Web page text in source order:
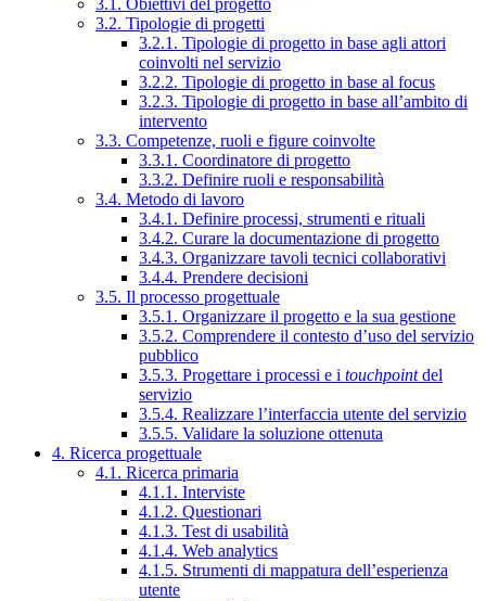
3.1. Obiettivi del progetto
3.2. Tipologie di progetti
3.2.1. Tipologie di progetto in base agli attori
coinvolti nel servizio
3.2.2. Tipologie di progetto in base al focus
3.2.3. Tipologie di progetto in base all’ambito di
intervento
3.3. Competenze, ruoli e figure coinvolte
3.3.1. Coordinatore di progetto
3.3.2. Definire ruoli e responsabilità
3.4. Metodo di lavoro
3.4.1. Definire processi, strumenti e rituali
3.4.2. Curare la documentazione di progetto
3.4.3. Organizzare tavoli tecnici collaborativi
3.4.4. Prendere decisioni
3.5. Il processo progettuale
3.5.1. Organizzare il progetto e la sua gestione
3.5.2. Comprendere il contesto d’uso del servizio
pubblico
3.5.3. Progettare i processi e i touchpointdel
servizio
3.5.4. Realizzare l’interfaccia utente del servizio
3.5.5. Validare la soluzione ottenuta
4. Ricerca progettuale
4.1. Ricerca primaria
4.1.1. Interviste
4.1.2. Questionari
4.1.3. Test di usabilità
4.1.4. Web analytics
4.1.5. Strumenti di mappatura dell’esperienza
utente